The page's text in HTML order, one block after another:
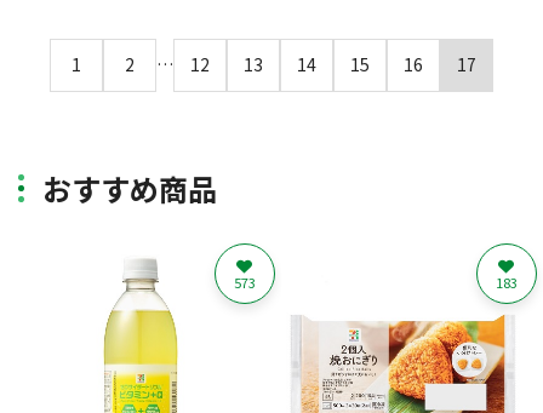
1 2 … 12 13 14 15 16 17
おすすめ商品
573 183